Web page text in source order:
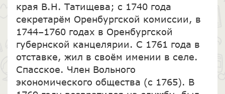
края В.Н. Татищева; с 1740 года
секретарём Оренбургской комиссии, в
1744–1760 годах в Оренбургской
губернской канцелярии. С 1761 года в
отставке, жил в своём имении в селе.
Спасское. Член Вольного
экономического общества (с 1765). В